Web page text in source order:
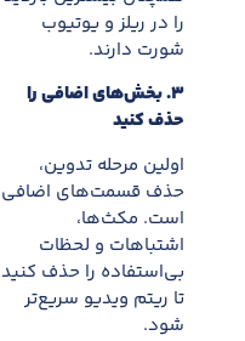
را در ریلز و یوتیوب
شورت دارند.
۳.بخش‌های اضافی را
حذف کنید
اولین مرحله تدوین،
حذف قسمت‌های اضافی
است. مکث‌ها،
اشتباهات و لحظات
بی‌استفاده را حذف کنید
تا ریتم ویدیو سریع‌تر
شود.